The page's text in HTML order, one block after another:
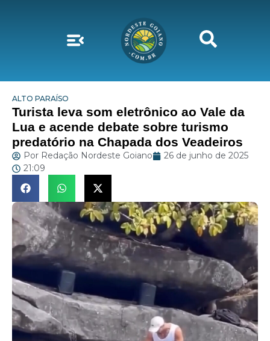
ALTO PARAÍSO
Turista leva som eletrônico ao Vale da
Lua e acende debate sobre turismo
predatório na Chapada dos Veadeiros
Por Redação Nordeste Goiano
26 de junho de 2025
21:09